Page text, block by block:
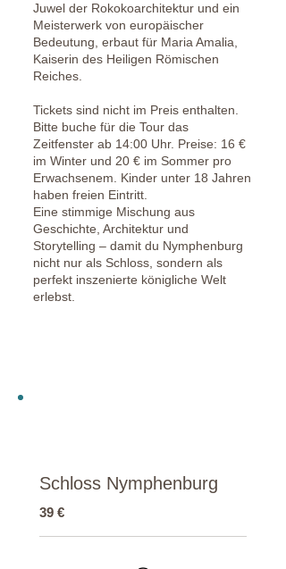
Juwel der Rokokoarchitektur und ein
Meisterwerk von europäischer
Bedeutung, erbaut für Maria Amalia,
Kaiserin des Heiligen Römischen
Reiches.
Tickets sind nicht im Preis enthalten.
Bitte buche für die Tour das
Zeitfenster ab 14:00 Uhr. Preise: 16 €
im Winter und 20 € im Sommer pro
Erwachsenem. Kinder unter 18 Jahren
haben freien Eintritt.
Eine stimmige Mischung aus
Geschichte, Architektur und
Storytelling – damit du Nymphenburg
nicht nur als Schloss, sondern als
perfekt inszenierte königliche Welt
erlebst.
Schloss Nymphenburg
39 €